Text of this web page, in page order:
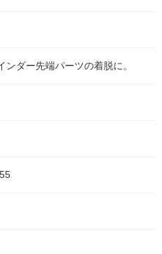
ンダー先端パーツの着脱に。